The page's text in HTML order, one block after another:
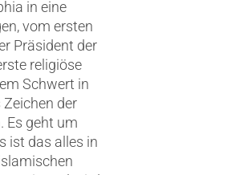
in eine
vom ersten
Präsident der
religiöse
Schwert in
der
Es geht um
ist das alles in